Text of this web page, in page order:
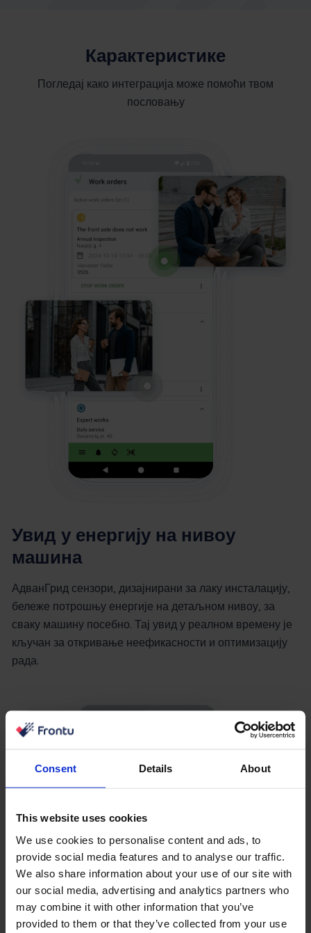
Consent Details About
This website uses cookies
We use cookies to personalise content and ads, to
provide social media features and to analyse our traffic.
We also share information about your use of our site with
our social media, advertising and analytics partners who
may combine it with other information that you’ve
provided to them or that they’ve collected from your use
Карактеристике
Погледај како интеграција може помоћи твом
пословању
Увид у енергију на нивоу
машина
АдванГрид сензори, дизајнирани за лаку инсталацију,
бележе потрошњу енергије на детаљном нивоу, за
сваку машину посебно. Тај увид у реалном времену је
кључан за откривање неефикасности и оптимизацију
рада.